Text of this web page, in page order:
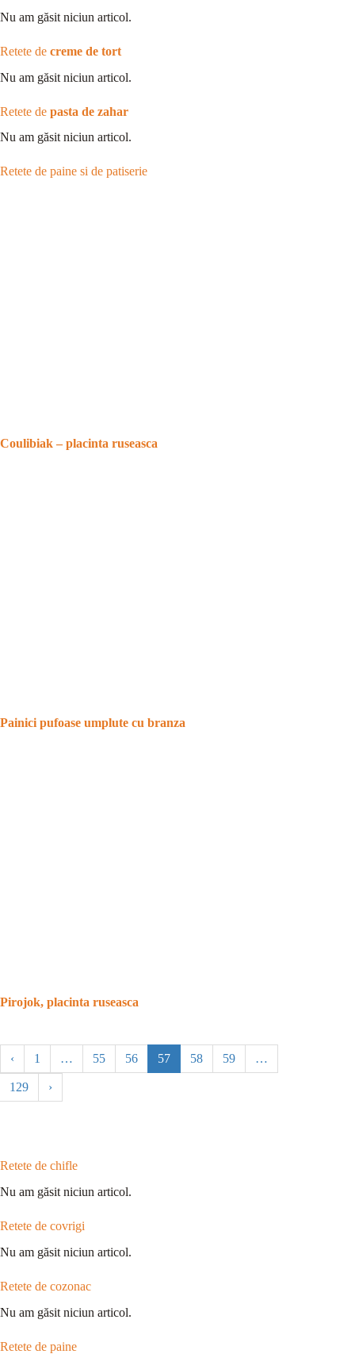
Nu am găsit niciun articol.
Retete de creme de tort
Nu am găsit niciun articol.
Retete de pasta de zahar
Nu am găsit niciun articol.
Retete de paine si de patiserie
Coulibiak – placinta ruseasca
Painici pufoase umplute cu branza
Pirojok, placinta ruseasca
‹ 1 … 55 56 57 58 59 …
129 ›
Retete de chifle
Nu am găsit niciun articol.
Retete de covrigi
Nu am găsit niciun articol.
Retete de cozonac
Nu am găsit niciun articol.
Retete de paine